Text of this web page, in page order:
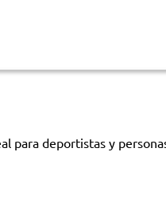
para deportistas y